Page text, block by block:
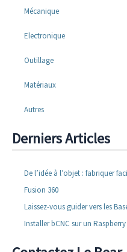
Mécanique
Electronique
Outillage
Matériaux
Autres
Derniers Articles
De l’idée à l’objet : fabriquer
Fusion 360
Laissez-vous guider vers les
Installer bCNC sur un